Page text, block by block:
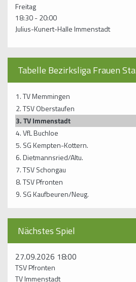
Freitag
18:30 - 20:00
Julius-Kunert-Halle Immenstadt
Tabelle Bezirksliga Frauen
1. TV Memmingen
2. TSV Oberstaufen
3. TV Immenstadt
4. VfL Buchloe
5. SG Kempten-Kottern.
6. Dietmannsried/Altu.
7. TSV Schongau
8. TSV Pfronten
9. SG Kaufbeuren/Neug.
Nächstes Spiel
27.09.2026 18:00
TSV Pfronten
TV Immenstadt